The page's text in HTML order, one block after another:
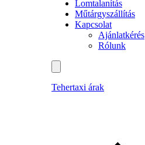
Lomtalanítás
Műtárgyszállítás
Kapcsolat
Ajánlatkérés
Rólunk
Tehertaxi árak